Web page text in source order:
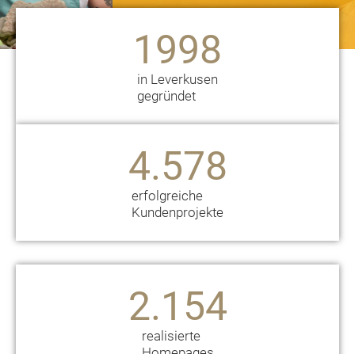
in Leverkusen
gegründet
1998
erfolgreiche
Kundenprojekte
4.578
realisierte
2.154